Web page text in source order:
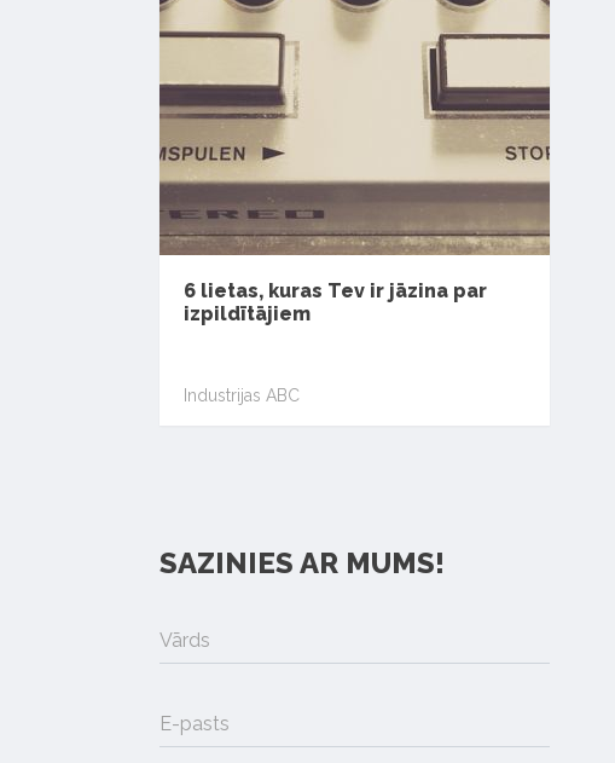
6 lietas, kuras Tev ir jāzina par
izpildītājiem
Industrijas ABC
SAZINIES AR MUMS!
Vārds
E-pasts